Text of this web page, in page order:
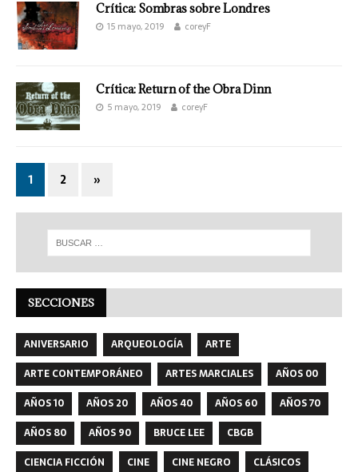
Crítica: Sombras sobre Londres
15 mayo, 2019 coreyF
Crítica: Return of the Obra Dinn
5 mayo, 2019 coreyF
1 2 »
SECCIONES
ANIVERSARIO ARQUEOLOGÍA
ARTE
ARTE CONTEMPORÁNEO
ARTES MARCIALES
AÑOS 00
AÑOS 10
AÑOS 20 AÑOS 40 AÑOS 60
AÑOS 70
AÑOS 80
AÑOS 90 BRUCE LEE
CBGB
CIENCIA FICCIÓN
CINE CINE NEGRO
CLÁSICOS